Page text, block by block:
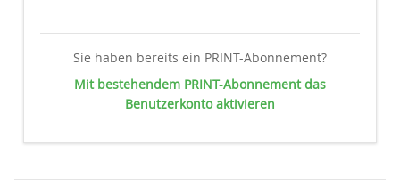
Sie haben bereits ein PRINT-Abonnement?
Mit bestehendem PRINT-Abonnement das
Benutzerkonto aktivieren